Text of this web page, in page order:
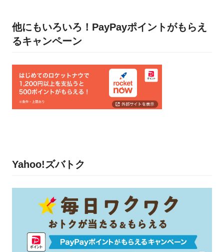
他にもいろいろ！PayPayポイントがもらえ
るキャンペーン
Yahoo!ズバトク